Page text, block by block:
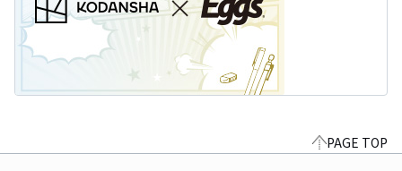
PAGE TOP